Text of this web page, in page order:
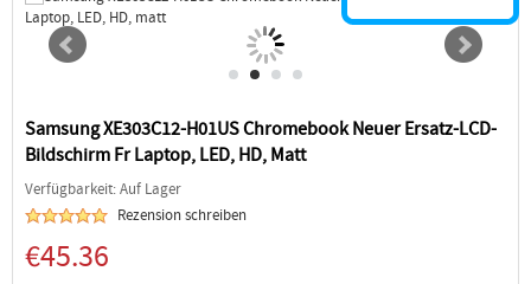
Samsung XE303C12-H01US Chromebook Neuer Ersatz-LCD-
Bildschirm Fr Laptop, LED, HD, Matt
Verfügbarkeit: Auf Lager
Rezension schreiben
€45.36